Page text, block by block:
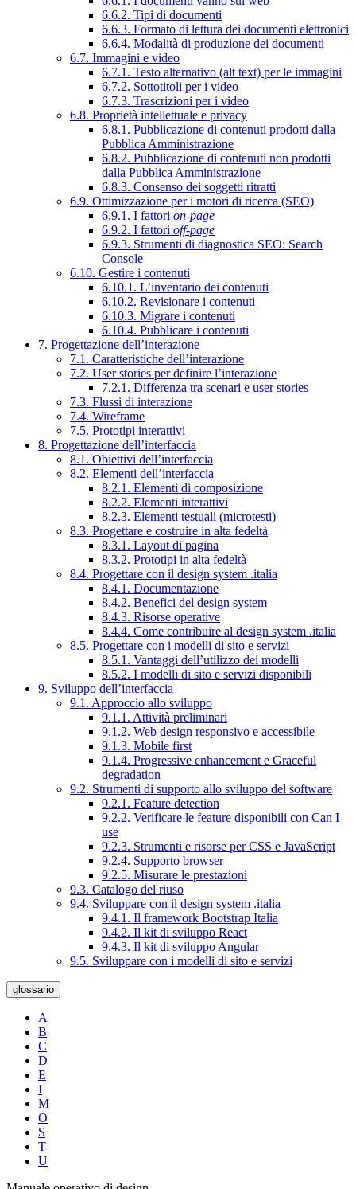
6.6.2. Tipi di documenti
6.6.3. Formato di lettura dei documenti elettronici
6.6.4. Modalità di produzione dei documenti
6.7. Immagini e video
6.7.1. Testo alternativo (alt text) per le immagini
6.7.2. Sottotitoli per i video
6.7.3. Trascrizioni per i video
6.8. Proprietà intellettuale e privacy
6.8.1. Pubblicazione di contenuti prodotti dalla
Pubblica Amministrazione
6.8.2. Pubblicazione di contenuti non prodotti
dalla Pubblica Amministrazione
6.8.3. Consenso dei soggetti ritratti
6.9. Ottimizzazione per i motori di ricerca (SEO)
6.9.1. I fattori on-page
6.9.2. I fattori off-page
6.9.3. Strumenti di diagnostica SEO: Search
Console
6.10. Gestire i contenuti
6.10.1. L’inventario dei contenuti
6.10.2. Revisionare i contenuti
6.10.3. Migrare i contenuti
6.10.4. Pubblicare i contenuti
7. Progettazione dell’interazione
7.1. Caratteristiche dell’interazione
7.2. User stories per definire l’interazione
7.2.1. Differenza tra scenari e user stories
7.3. Flussi di interazione
7.4. Wireframe
7.5. Prototipi interattivi
8. Progettazione dell’interfaccia
8.1. Obiettivi dell’interfaccia
8.2. Elementi dell’interfaccia
8.2.1. Elementi di composizione
8.2.2. Elementi interattivi
8.2.3. Elementi testuali (microtesti)
8.3. Progettare e costruire in alta fedeltà
8.3.1. Layout di pagina
8.3.2. Prototipi in alta fedeltà
8.4. Progettare con il design system .italia
8.4.1. Documentazione
8.4.2. Benefici del design system
8.4.3. Risorse operative
8.4.4. Come contribuire al design system .italia
8.5. Progettare con i modelli di sito e servizi
8.5.1. Vantaggi dell’utilizzo dei modelli
8.5.2. I modelli di sito e servizi disponibili
9. Sviluppo dell’interfaccia
9.1. Approccio allo sviluppo
9.1.1. Attività preliminari
9.1.2. Web design responsivo e accessibile
9.1.3. Mobile first
9.1.4. Progressive enhancement e Graceful
degradation
9.2. Strumenti di supporto allo sviluppo del software
9.2.1. Feature detection
9.2.2. Verificare le feature disponibili con Can I
use
9.2.3. Strumenti e risorse per CSS e JavaScript
9.2.4. Supporto browser
9.2.5. Misurare le prestazioni
9.3. Catalogo del riuso
9.4. Sviluppare con il design system .italia
9.4.1. Il framework Bootstrap Italia
9.4.2. Il kit di sviluppo React
9.4.3. Il kit di sviluppo Angular
9.5. Sviluppare con i modelli di sito e servizi
glossario
A
B
C
D
E
I
M
O
S
T
U